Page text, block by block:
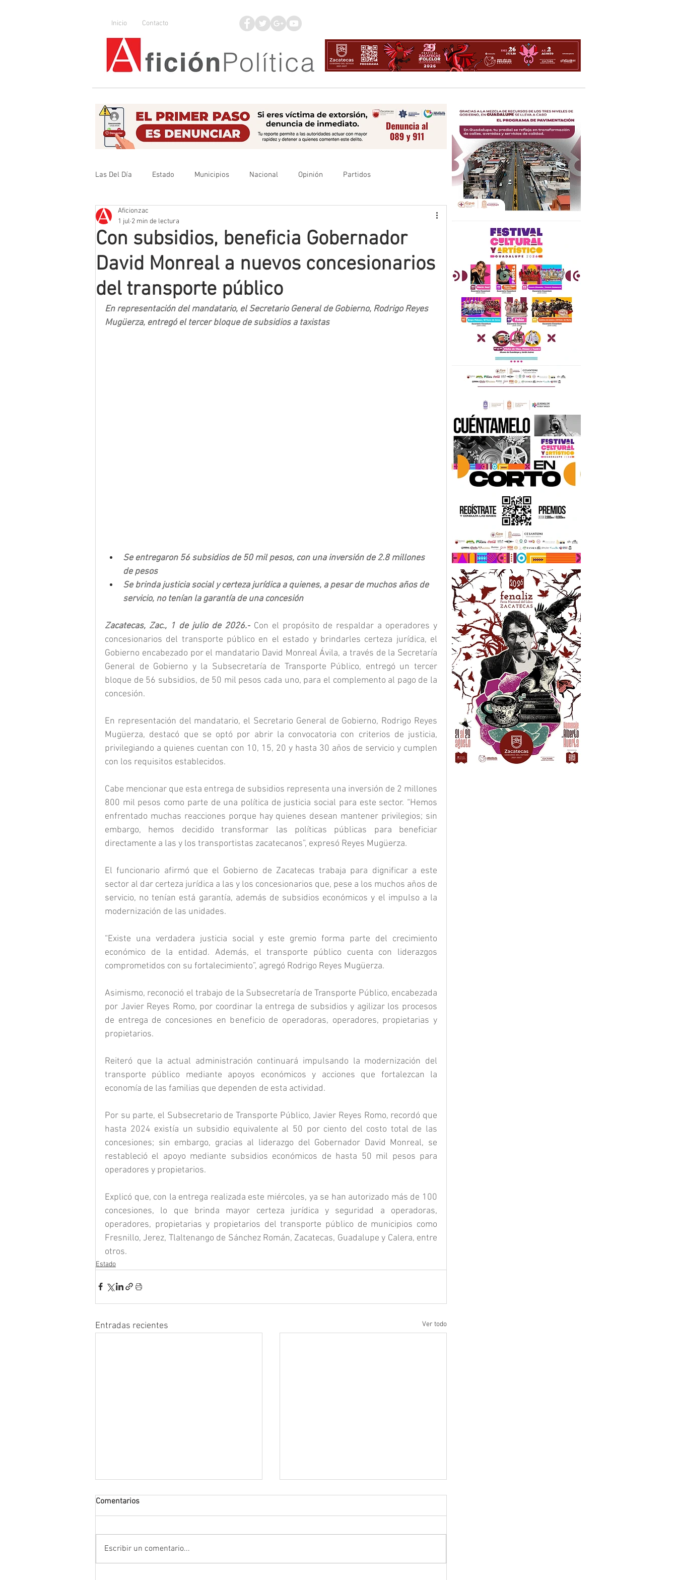
Inicio Contacto
Las Del Día Estado Municipios Nacional Opinión Partidos
Que no se olvide
Mineros LNBP
Con subsidios, beneficia Gobernador
David Monreal a nuevos concesionarios
del transporte público
Aficionzac
1 jul 2 min de lectura
En representación del mandatario, el Secretario General de Gobierno, Rodrigo Reyes
Mugüerza, entregó el tercer bloque de subsidios a taxistas
Se entregaron 56 subsidios de 50 mil pesos, con una inversión de 2.8 millones
de pesos
Se brinda justicia social y certeza jurídica a quienes, a pesar de muchos años de
servicio, no tenían la garantía de una concesión
Zacatecas, Zac., 1 de julio de 2026.- Con el propósito de respaldar a operadores y
concesionarios del transporte público en el estado y brindarles certeza jurídica, el
Gobierno encabezado por el mandatario David Monreal Ávila, a través de la Secretaría
General de Gobierno y la Subsecretaría de Transporte Público, entregó un tercer
bloque de 56 subsidios, de 50 mil pesos cada uno, para el complemento al pago de la
concesión.
En representación del mandatario, el Secretario General de Gobierno, Rodrigo Reyes
Mugüerza, destacó que se optó por abrir la convocatoria con criterios de justicia,
privilegiando a quienes cuentan con 10, 15, 20 y hasta 30 años de servicio y cumplen
con los requisitos establecidos.
Cabe mencionar que esta entrega de subsidios representa una inversión de 2 millones
800 mil pesos como parte de una política de justicia social para este sector. “Hemos
enfrentado muchas reacciones porque hay quienes desean mantener privilegios; sin
embargo, hemos decidido transformar las políticas públicas para beneficiar
directamente a las y los transportistas zacatecanos”, expresó Reyes Mugüerza.
El funcionario afirmó que el Gobierno de Zacatecas trabaja para dignificar a este
sector al dar certeza jurídica a las y los concesionarios que, pese a los muchos años de
servicio, no tenían está garantía, además de subsidios económicos y el impulso a la
modernización de las unidades.
“Existe una verdadera justicia social y este gremio forma parte del crecimiento
económico de la entidad. Además, el transporte público cuenta con liderazgos
comprometidos con su fortalecimiento”, agregó Rodrigo Reyes Mugüerza.
Asimismo, reconoció el trabajo de la Subsecretaría de Transporte Público, encabezada
por Javier Reyes Romo, por coordinar la entrega de subsidios y agilizar los procesos
de entrega de concesiones en beneficio de operadoras, operadores, propietarias y
propietarios.
Reiteró que la actual administración continuará impulsando la modernización del
transporte público mediante apoyos económicos y acciones que fortalezcan la
economía de las familias que dependen de esta actividad.
Por su parte, el Subsecretario de Transporte Público, Javier Reyes Romo, recordó que
hasta 2024 existía un subsidio equivalente al 50 por ciento del costo total de las
concesiones; sin embargo, gracias al liderazgo del Gobernador David Monreal, se
restableció el apoyo mediante subsidios económicos de hasta 50 mil pesos para
operadores y propietarios.
Explicó que, con la entrega realizada este miércoles, ya se han autorizado más de 100
concesiones, lo que brinda mayor certeza jurídica y seguridad a operadoras,
operadores, propietarias y propietarios del transporte público de municipios como
Fresnillo, Jerez, Tlaltenango de Sánchez Román, Zacatecas, Guadalupe y Calera, entre
otros.
Estado
Entradas recientes Ver todo
Comentarios
Escribir un comentario...